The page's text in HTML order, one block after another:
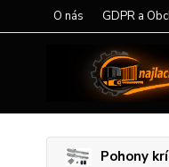
O nás GDPR a
Pohony